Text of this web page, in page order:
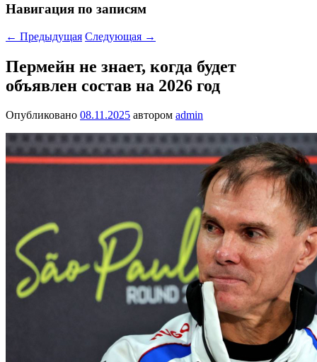
Навигация по записям
← Предыдущая Следующая →
Пермейн не знает, когда будет
объявлен состав на 2026 год
Опубликовано 08.11.2025 автором admin